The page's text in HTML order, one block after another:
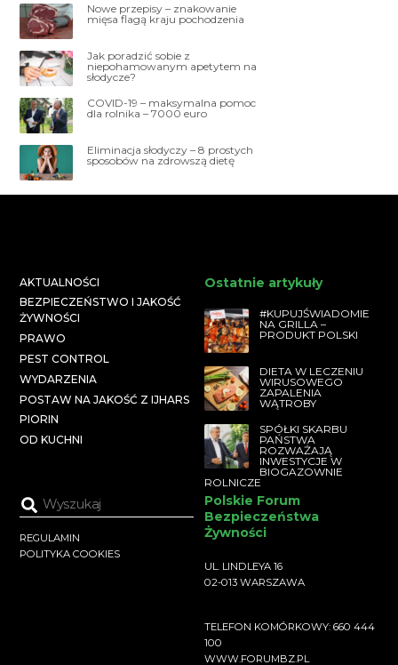
Nowe przepisy – znakowanie
mięsa flagą kraju pochodzenia
Jak poradzić sobie z
niepohamowanym apetytem na
słodycze?
COVID-19 – maksymalna pomoc
dla rolnika – 7000 euro
Eliminacja słodyczy – 8 prostych
sposobów na zdrowszą dietę
AKTUALNOŚCI
BEZPIECZEŃSTWO I JAKOŚĆ
ŻYWNOŚCI
PRAWO
PEST CONTROL
WYDARZENIA
POSTAW NA JAKOŚĆ Z IJHARS
PIORIN
OD KUCHNI
Ostatnie artykuły
#KUPUJŚWIADOMIE
NA GRILLA –
PRODUKT POLSKI
DIETA W LECZENIU
WIRUSOWEGO
ZAPALENIA
WĄTROBY
SPÓŁKI SKARBU
PAŃSTWA
ROZWAŻAJĄ
INWESTYCJE W
BIOGAZOWNIE
ROLNICZE
REGULAMIN
POLITYKA COOKIES
Polskie Forum
Bezpieczeństwa
Żywności
UL. LINDLEYA 16
02-013 WARSZAWA
TELEFON KOMÓRKOWY: 660 444
100
WWW.FORUMBZ.PL